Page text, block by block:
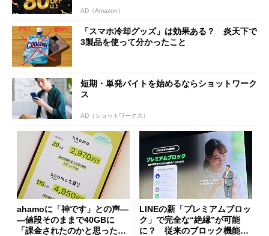
AD（Amazon）
「スマホ冷却グッズ」は効果ある？ 炎天下で
3製品を使って分かったこと
短期・単発バイトを始めるならショットワーク
ス
AD（ショットワークス）
ahamoに「神です」との声―
―値段そのままで40GBに
「課金されたのかと思った」
LINEの新「プレミアムブロッ
ク」で完全な“絶縁”が可能
に？ 従来のブロック機能と